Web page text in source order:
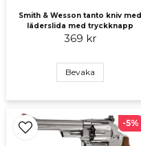
Smith & Wesson tanto kniv med
läderslida med tryckknapp
369 kr
Bevaka
-5%